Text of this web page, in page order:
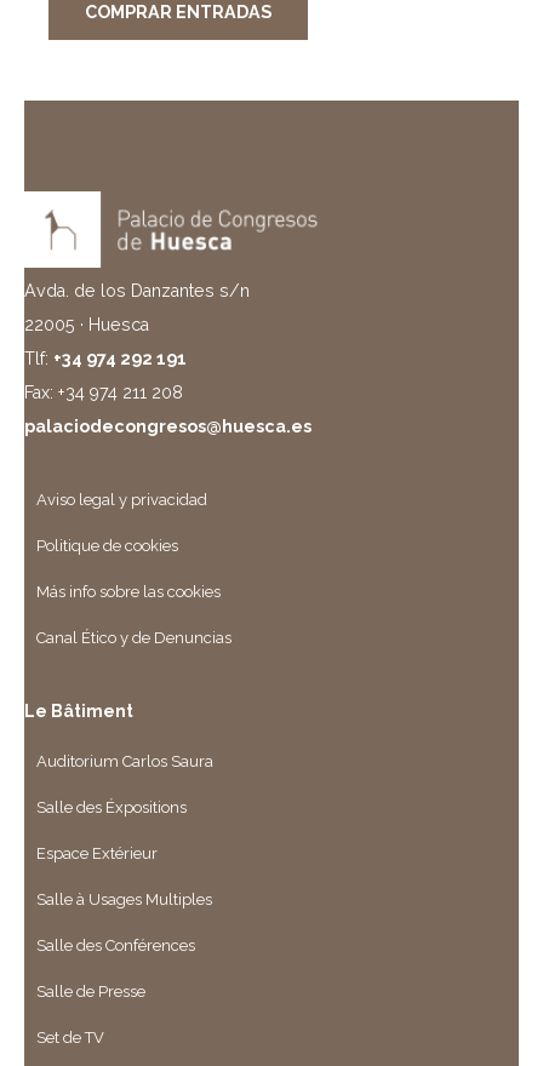
COMPRAR ENTRADAS
Avda. de los Danzantes s/n
22005 · Huesca
Tlf: +34 974 292 191
Fax: +34 974 211 208
palaciodecongresos@huesca.es
Aviso legal y privacidad
Politique de cookies
Más info sobre las cookies
Canal Ético y de Denuncias
Le Bâtiment
Auditorium Carlos Saura
Salle des Éxpositions
Espace Extérieur
Salle à Usages Multiples
Salle des Conférences
Salle de Presse
Set de TV